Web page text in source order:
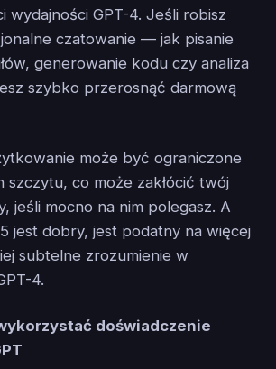
wydajności GPT-4. Jeśli robisz
czatowanie — jak pisanie
generowanie kodu czy analiza
szybko przerosnąć darmową
może być ograniczone
szczytu, co może zakłócić twój
jeśli mocno na nim polegasz. A
jest dobry, jest podatny na więcej
subtelne zrozumienie w
4.
doświadczenie